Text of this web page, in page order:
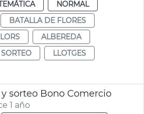
NORMAL
BATALLA DE FLORES
ALBEREDA
SORTEO
LLOTGES
sorteo Bono Comercio
1 año